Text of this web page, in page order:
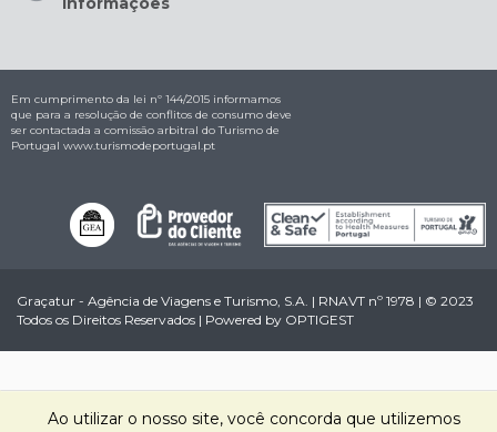
Em cumprimento da lei nº 144/2015 informamos
que para a resolução de conflitos de consumo deve
ser contactada a comissão arbitral do Turismo de
Portugal www.turismodeportugal.pt
Graçatur - Agência de Viagens e Turismo, S.A. | RNAVT nº 1978 | © 2023
Todos os Direitos Reservados | Powered by OPTIGEST
Ao utilizar o nosso site, você concorda que utilizemos